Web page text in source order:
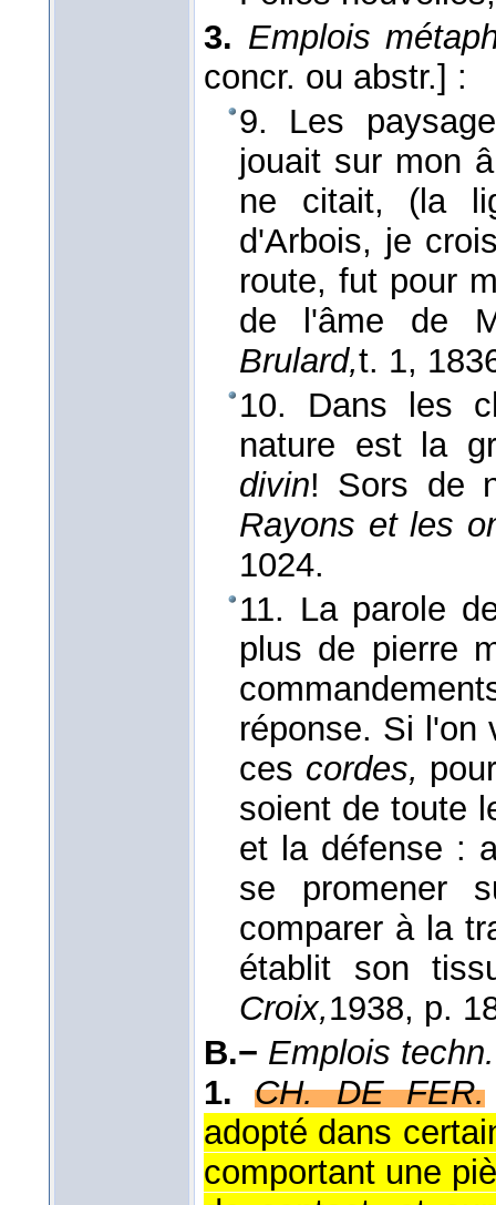
3. Emplois
concr. ou abstr.] :
9. Les
jouait sur mon
ne citait, (la
d'Arbois, je
route, fut pour
de l'âme de
Brulard,t. 1,
10. Dans les
nature est la
divin! Sors de
Rayons et les
1024.
11. La parole
plus de pierre
réponse. Si l'on
ces cordes,
soient de toute
et la défense :
se promener
comparer à la
établit son
Croix,1938, p.
B.− Emplois techn.
1.
CH. DE FER.
adopté dans
comportant une